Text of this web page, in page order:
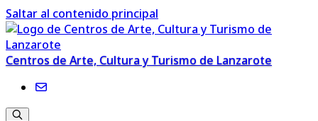
Saltar al contenido principal
Centros de Arte, Cultura y Turismo de Lanzarote